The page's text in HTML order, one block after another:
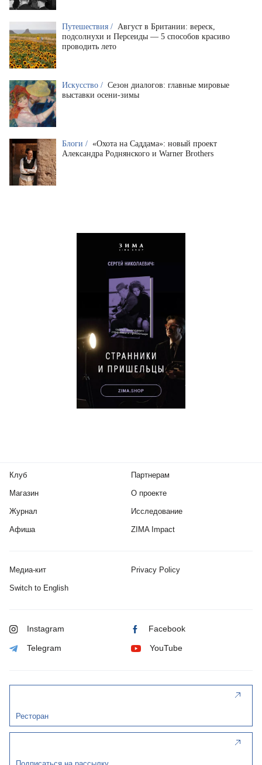
Путешествия / Август в Британии: вереск,
подсолнухи и Персеиды — 5 способов красиво
проводить лето
Искусство / Сезон диалогов: главные мировые
выставки осени-зимы
Блоги / «Охота на Саддама»: новый проект
Александра Роднянского и Warner Brothers
Клуб
Магазин
Журнал
Афиша
Партнерам
О проекте
Исследование
ZIMA Impact
Медиа-кит Privacy Policy
Switch to English
Instagram Facebook
Telegram YouTube
Ресторан